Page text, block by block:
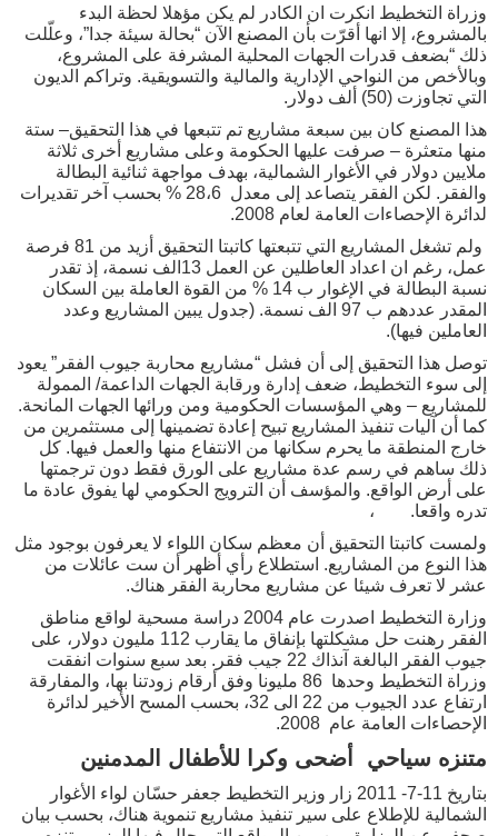
وزراة التخطيط انكرت ان الكادر لم يكن مؤهلا لحظة البدء
بالمشروع، إلا انها أقرّت بأن المصنع الآن “بحالة سيئة جدا”، وعلّلت
ذلك “بضعف قدرات الجهات المحلية المشرفة على المشروع،
وبالأخص من النواحي الإدارية والمالية والتسويقية. وتراكم الديون
التي تجاوزت (50) ألف دولار.
هذا المصنع كان بين سبعة مشاريع تم تتبعها في هذا التحقيق– ستة
منها متعثرة – صرفت عليها الحكومة وعلى مشاريع أخرى ثلاثة
ملايين دولار في الأغوار الشمالية، بهدف مواجهة ثنائية البطالة
والفقر. لكن الفقر يتصاعد إلى معدل 28،6 % بحسب آخر تقديرات
لدائرة الإحصاءات العامة لعام 2008.
ولم تشغل المشاريع التي تتبعتها كاتبتا التحقيق أزيد من 81 فرصة
عمل، رغم ان اعداد العاطلين عن العمل 13الف نسمة، إذ تقدر
نسبة البطالة في الإغوار ب 14 % من القوة العاملة بين السكان
المقدر عددهم ب 97 الف نسمة. (جدول يبين المشاريع وعدد
العاملين فيها).
توصل هذا التحقيق إلى أن فشل “مشاريع محاربة جيوب الفقر” يعود
إلى سوء التخطيط، ضعف إدارة ورقابة الجهات الداعمة/ الممولة
للمشاريع – وهي المؤسسات الحكومية ومن ورائها الجهات المانحة.
كما أن آليات تنفيذ المشاريع تبيح إعادة تضمينها إلى مستثمرين من
خارج المنطقة ما يحرم سكانها من الانتفاع منها والعمل فيها. كل
ذلك ساهم في رسم عدة مشاريع على الورق فقط دون ترجمتها
على أرض الواقع. والمؤسف أن الترويج الحكومي لها يفوق عادة ما
تدره واقعا. ،
ولمست كاتبتا التحقيق أن معظم سكان اللواء لا يعرفون بوجود مثل
هذا النوع من المشاريع. استطلاع رأي أظهر أن ست عائلات من
عشر لا تعرف شيئا عن مشاريع محاربة الفقر هناك.
وزارة التخطيط اصدرت عام 2004 دراسة مسحية لواقع مناطق
الفقر رهنت حل مشكلتها بإنفاق ما يقارب 112 مليون دولار، على
جيوب الفقر البالغة آنذاك 22 جيب فقر. بعد سبع سنوات انفقت
وزراة التخطيط وحدها 86 مليونا وفق أرقام زودتنا بها، والمفارقة
ارتفاع عدد الجيوب من 22 الى 32، بحسب المسح الأخير لدائرة
الإحصاءات العامة عام 2008.
متنزه سياحي أضحى وكرا للأطفال المدمنين
بتاريخ 11-7- 2011 زار وزير التخطيط جعفر حسّان لواء الأغوار
الشمالية للإطلاع على سير تنفيذ مشاريع تنموية هناك، بحسب بيان